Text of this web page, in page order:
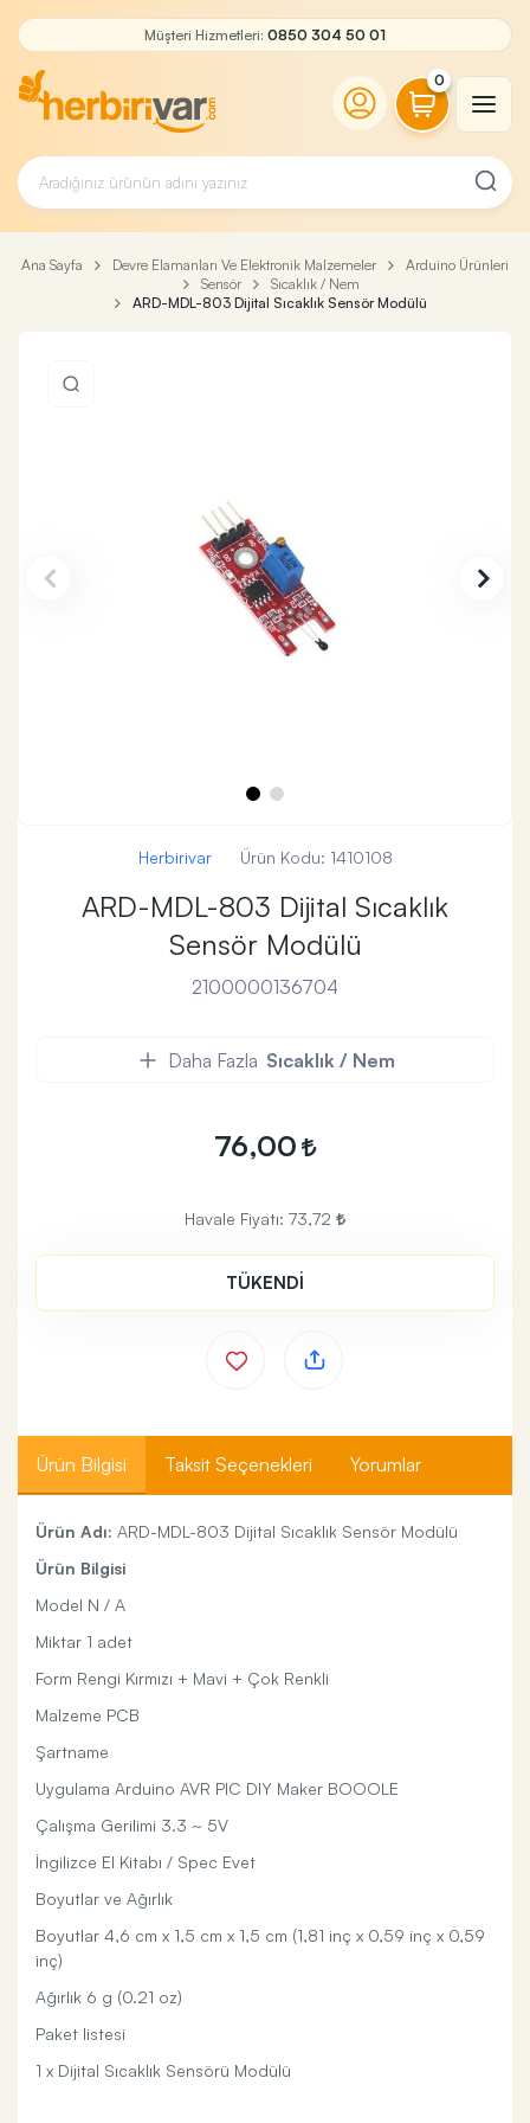
Müşteri Hizmetleri: 0850 304 50 01
0
Ana Sayfa Devre Elamanları Ve Elektronik Malzemeler
Arduino Ürünleri
Sensör
Sıcaklık / Nem
ARD-MDL-803 Dijital Sıcaklık Sensör Modülü
Herbirivar Ürün Kodu: 1410108
ARD-MDL-803 Dijital Sıcaklık
Sensör Modülü
2100000136704
Daha Fazla Sıcaklık / Nem
76,00
Havale Fiyatı: 73,72
TÜKENDİ
Ürün Bilgisi Taksit Seçenekleri Yorumlar
Ürün Adı: ​ARD-MDL-803 Dijital Sıcaklık Sensör Modülü
Ürün Bilgisi
Model N / A
Miktar 1 adet
Form Rengi Kırmızı + Mavi + Çok Renkli
Malzeme PCB
Şartname
Uygulama Arduino AVR PIC DIY Maker BOOOLE
Çalışma Gerilimi 3.3 ~ 5V
İngilizce El Kitabı / Spec Evet
Boyutlar ve Ağırlık
Boyutlar 4,6 cm x 1,5 cm x 1,5 cm (1,81 inç x 0,59 inç x 0,59
inç)
Ağırlık 6 g (0.21 oz)
Paket listesi
1 x Dijital Sıcaklık Sensörü Modülü